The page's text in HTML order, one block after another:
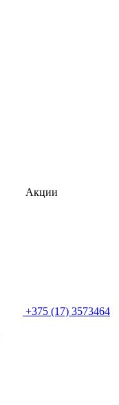
Акции
+375 (17) 3573464